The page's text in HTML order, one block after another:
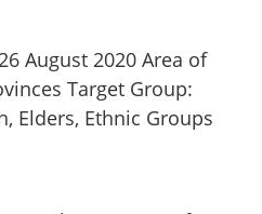
August 2020 Area of
Target Group:
Elders, Ethnic Groups